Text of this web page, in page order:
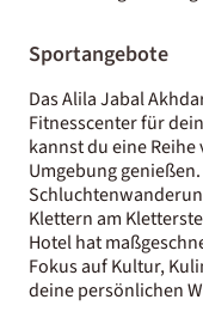
Sportangebote
Das Alila Jabal
Fitnesscenter für
kannst du eine
Umgebung
Klettern am
Hotel hat
Fokus auf Kultur,
deine persönlichen